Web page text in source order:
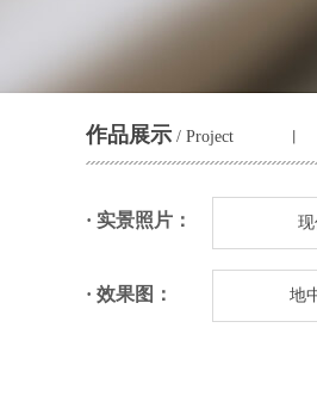
作品展示 / Project
· 实景照片：
地
· 效果图：